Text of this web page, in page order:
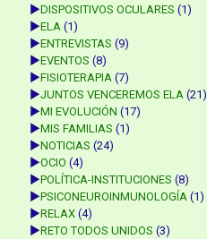
►DISPOSITIVOS OCULARES (1)
►ELA (1)
►ENTREVISTAS (9)
►EVENTOS (8)
►FISIOTERAPIA (7)
►JUNTOS VENCEREMOS ELA (21)
►MI EVOLUCIÓN (17)
►MIS FAMILIAS (1)
►NOTICIAS (24)
►OCIO (4)
►POLÍTICA-INSTITUCIONES (8)
►PSICONEUROINMUNOLOGÍA (1)
►RELAX (4)
►RETO TODOS UNIDOS (3)